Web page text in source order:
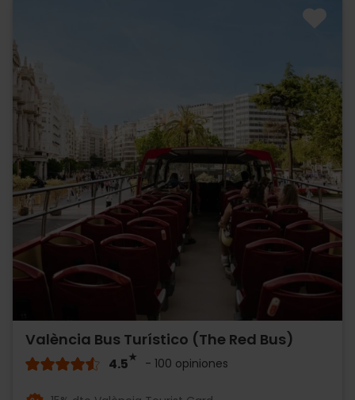
València Bus Turístico (The Red Bus)
4.5 - 100 opiniones